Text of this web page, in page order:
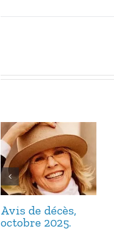
Avis de décès,
octobre 2025.